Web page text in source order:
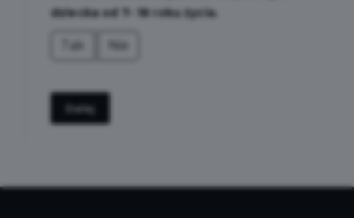
dziecka od 7- 18 roku życia.
Tak Nie
Dalej